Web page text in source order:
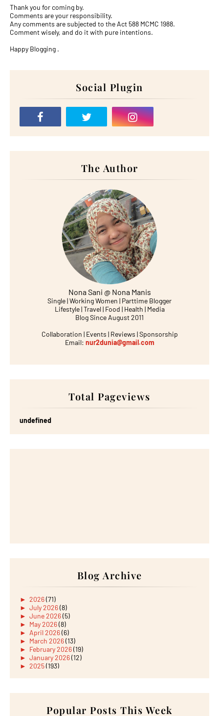
Thank you for coming by.
Comments are your responsibility.
Any comments are subjected to the Act 588 MCMC 1988.
Comment wisely, and do it with pure intentions.
Happy Blogging .
Social Plugin
The Author
Nona Sani @ Nona Manis
Single | Working Women | Parttime Blogger
Lifestyle | Travel | Food | Health | Media
Blog Since August 2011
Collaboration | Events | Reviews | Sponsorship
Email: nur2dunia@gmail.com
Total Pageviews
undefned
Blog Archive
► 2026(71)
► July 2026(8)
► June 2026(5)
► May 2026(8)
► April 2026(6)
► March 2026(13)
► February 2026(19)
► January 2026(12)
► 2025(193)
August 2025(18)
Popular Posts This Week